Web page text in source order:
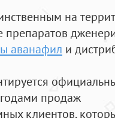
на
препаратов
аванафил и
продаж
клиентов,